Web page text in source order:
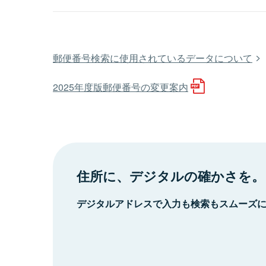
郵便番号検索に使用されているデータについて
2025年度版郵便番号の変更案内
住所に、デジタルの確かさを。
デジタルアドレスで入力も検索もスムーズ